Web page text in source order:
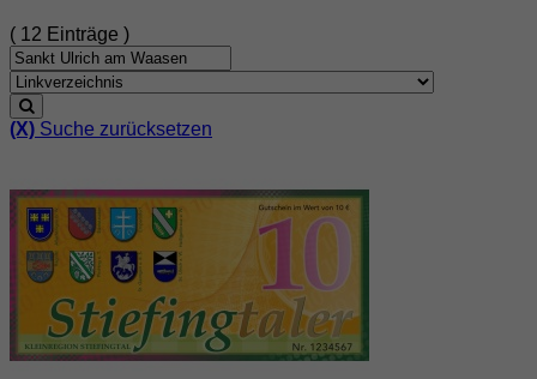
( 12 Einträge )
(X) Suche zurücksetzen